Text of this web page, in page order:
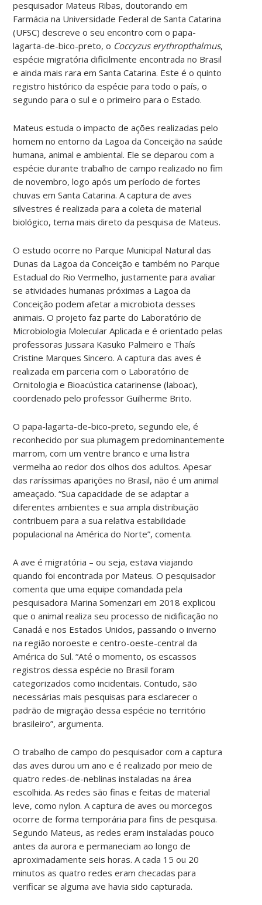
pesquisador Mateus Ribas, doutorando em
Farmácia na Universidade Federal de Santa Catarina
(UFSC) descreve o seu encontro com o papa-
lagarta-de-bico-preto, o Coccyzus erythropthalmus,
espécie migratória dificilmente encontrada no Brasil
e ainda mais rara em Santa Catarina. Este é o quinto
registro histórico da espécie para todo o país, o
segundo para o sul e o primeiro para o Estado.
Mateus estuda o impacto de ações realizadas pelo
homem no entorno da Lagoa da Conceição na saúde
humana, animal e ambiental. Ele se deparou com a
espécie durante trabalho de campo realizado no fim
de novembro, logo após um período de fortes
chuvas em Santa Catarina. A captura de aves
silvestres é realizada para a coleta de material
biológico, tema mais direto da pesquisa de Mateus.
O estudo ocorre no Parque Municipal Natural das
Dunas da Lagoa da Conceição e também no Parque
Estadual do Rio Vermelho, justamente para avaliar
se atividades humanas próximas a Lagoa da
Conceição podem afetar a microbiota desses
animais. O projeto faz parte do Laboratório de
Microbiologia Molecular Aplicada e é orientado pelas
professoras Jussara Kasuko Palmeiro e Thaís
Cristine Marques Sincero. A captura das aves é
realizada em parceria com o Laboratório de
Ornitologia e Bioacústica catarinense (laboac),
coordenado pelo professor Guilherme Brito.
O papa-lagarta-de-bico-preto, segundo ele, é
reconhecido por sua plumagem predominantemente
marrom, com um ventre branco e uma listra
vermelha ao redor dos olhos dos adultos. Apesar
das raríssimas aparições no Brasil, não é um animal
ameaçado. “Sua capacidade de se adaptar a
diferentes ambientes e sua ampla distribuição
contribuem para a sua relativa estabilidade
populacional na América do Norte”, comenta.
A ave é migratória – ou seja, estava viajando
quando foi encontrada por Mateus. O pesquisador
comenta que uma equipe comandada pela
pesquisadora Marina Somenzari em 2018 explicou
que o animal realiza seu processo de nidificação no
Canadá e nos Estados Unidos, passando o inverno
na região noroeste e centro-oeste-central da
América do Sul. “Até o momento, os escassos
registros dessa espécie no Brasil foram
categorizados como incidentais. Contudo, são
necessárias mais pesquisas para esclarecer o
padrão de migração dessa espécie no território
brasileiro”, argumenta.
O trabalho de campo do pesquisador com a captura
das aves durou um ano e é realizado por meio de
quatro redes-de-neblinas instaladas na área
escolhida. As redes são finas e feitas de material
leve, como nylon. A captura de aves ou morcegos
ocorre de forma temporária para fins de pesquisa.
Segundo Mateus, as redes eram instaladas pouco
antes da aurora e permaneciam ao longo de
aproximadamente seis horas. A cada 15 ou 20
minutos as quatro redes eram checadas para
verificar se alguma ave havia sido capturada.